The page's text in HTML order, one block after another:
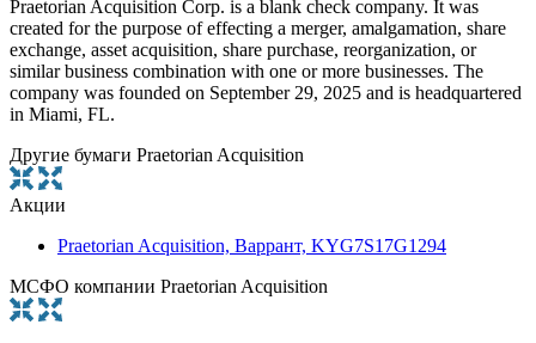
Praetorian Acquisition Corp. is a blank check company. It was
created for the purpose of effecting a merger, amalgamation, share
exchange, asset acquisition, share purchase, reorganization, or
similar business combination with one or more businesses. The
company was founded on September 29, 2025 and is headquartered
in Miami, FL.
Другие бумаги Praetorian Acquisition
Акции
Praetorian Acquisition, Варрант, KYG7S17G1294
МСФО компании Praetorian Acquisition